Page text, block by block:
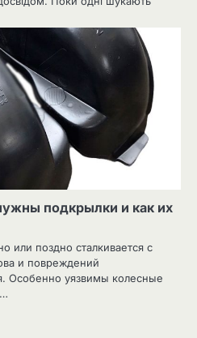
подкрылки и как их
или поздно сталкивается с
и повреждений
Особенно уязвимы колесные